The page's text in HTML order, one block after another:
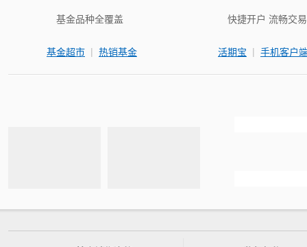
基金品种全覆盖
基金超市 | 热销基金
快捷开户 流畅交易
活期宝 | 手机客户